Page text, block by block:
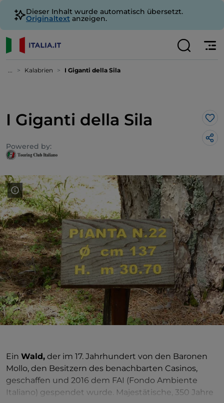
Dieser Inhalt wurde automatisch übersetzt.
Originaltext anzeigen.
... Kalabrien I Giganti della Sila
I Giganti della Sila
Powered by:
Ein Wald, der im 17. Jahrhundert von den Baronen
Mollo, den Besitzern des benachbarten Casinos,
geschaffen und 2016 dem FAI (Fondo Ambiente
Italiano) gespendet wurde. Majestätische, 350 Jahre